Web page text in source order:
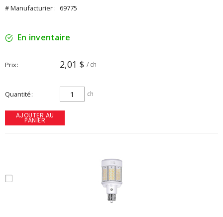
# Manufacturier : 69775
En inventaire
Prix 2,01 $ / ch
Quantité ch
AJOUTER AU
PANIER